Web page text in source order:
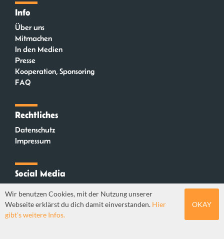
Info
Über uns
Mitmachen
In den Medien
Presse
Kooperation, Sponsoring
FAQ
Rechtliches
Datenschutz
Impressum
Social Media
Mastodon
Wir benutzen Cookies, mit der Nutzung unserer
Webseite erklärst du dich damit einverstanden. Hier
gibt's weitere Infos.
OKAY